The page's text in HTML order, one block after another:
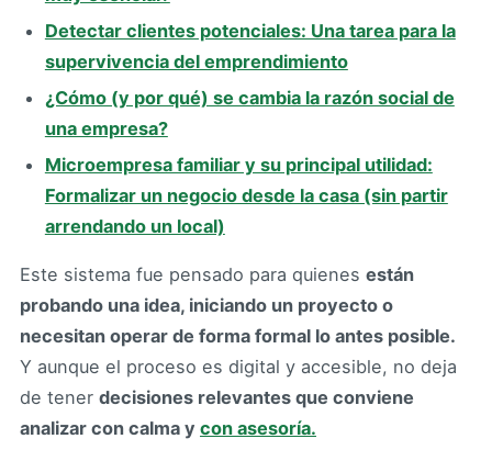
Detectar clientes potenciales: Una tarea para la
supervivencia del emprendimiento
¿Cómo (y por qué) se cambia la razón social de
una empresa?
Microempresa familiar y su principal utilidad:
Formalizar un negocio desde la casa (sin partir
arrendando un local)
Este sistema fue pensado para quienes están
probando una idea, iniciando un proyecto o
necesitan operar de forma formal lo antes posible.
Y aunque el proceso es digital y accesible, no deja
de tener decisiones relevantes que conviene
analizar con calma y con asesoría.